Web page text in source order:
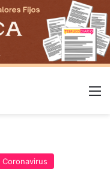
Coronavirus